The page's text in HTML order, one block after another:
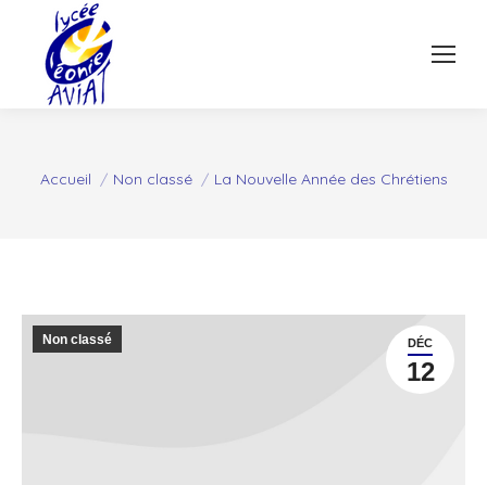
Vous êtes ici :
Accueil Non classé La Nouvelle Année des Chrétiens
DÉC
12
Non classé